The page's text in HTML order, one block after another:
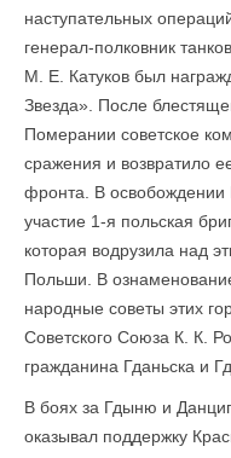
наступательных
генерал-полковник
М. Е. Катуков был
Звезда». После
Померании советское
сражения и возвратило
фронта. В
участие 1-я польская
которая водрузила над
Польши. В
народные советы этих
Советского Союза К. К.
гражданина Гданьска и
В боях за Гдыню и
оказывал поддержку